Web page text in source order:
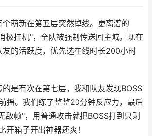
个萌新在第五层突然掉线。更离谱的
极挂机"，全队被强制传送回主城。现在
友的活跃度，优先选在线时长200小时
是有次在第七层，我和队友发现BOSS
摇。我们练了整整20分钟反应力，最后
敌帧"，用普通攻击就把BOSS打到只剩
开箱子开出神器还爽！